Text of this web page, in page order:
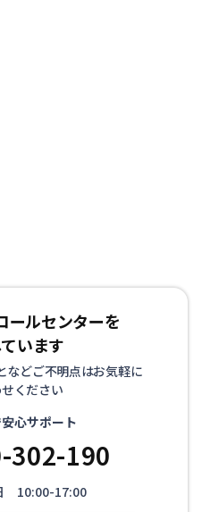
ールセンターを
います
などご不明点はお気軽に
ください
心サポート
302-190
10:00-17:00